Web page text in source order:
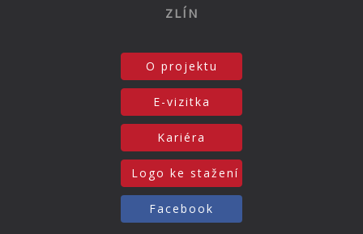
ZLÍN
O projektu
E-vizitka
Kariéra
Logo ke stažení
Facebook